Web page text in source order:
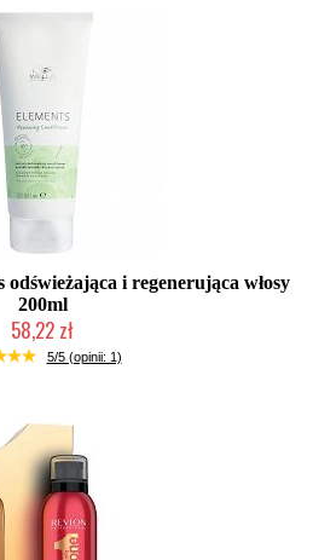
i regenerująca włosy
200ml
58,22 zł
niedostępny
5/5 (opinii: 1)